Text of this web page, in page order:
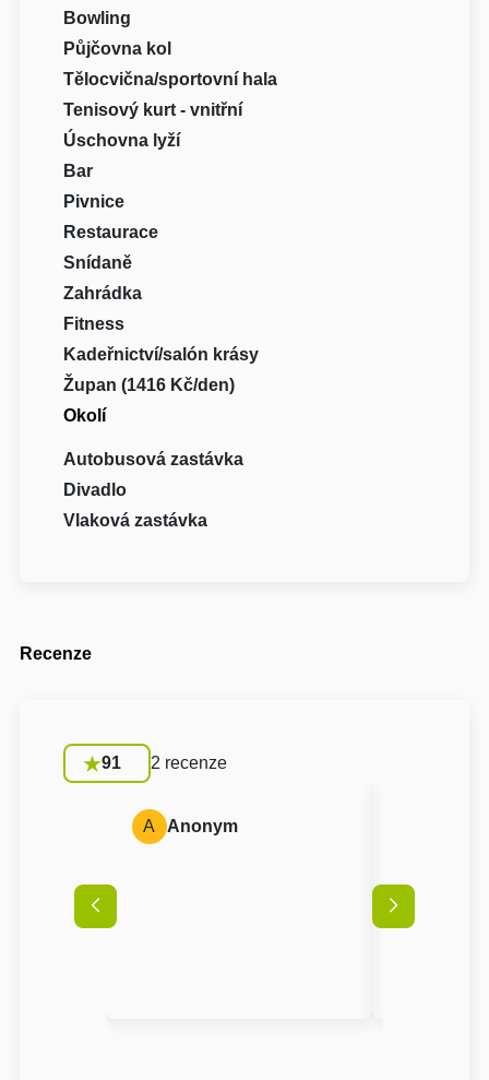
Bowling
Půjčovna kol
Tělocvična/sportovní hala
Tenisový kurt - vnitřní
Úschovna lyží
Bar
Pivnice
Restaurace
Snídaně
Zahrádka
Fitness
Kadeřnictví/salón krásy
Župan (1416 Kč/den)
Okolí
Autobusová zastávka
Divadlo
Vlaková zastávka
Recenze
91 2 recenze
A Anonym